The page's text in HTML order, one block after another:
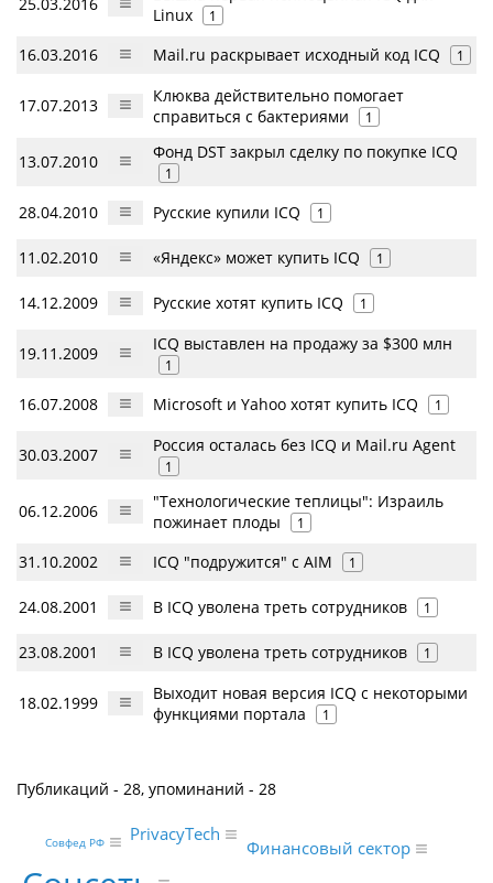
Linux
1
16.03.2016 Mail.ru раскрывает исходный код ICQ 1
17.07.2013
Клюква действительно помогает
справиться с бактериями
1
13.07.2010 Фонд DST закрыл сделку по покупке ICQ
1
28.04.2010 Русские купили ICQ 1
11.02.2010 «Яндекс» может купить ICQ 1
14.12.2009 Русские хотят купить ICQ 1
19.11.2009 ICQ выставлен на продажу за $300 млн
1
16.07.2008 Microsoft и Yahoo хотят купить ICQ 1
30.03.2007 Россия осталась без ICQ и Mail.ru Agent
1
06.12.2006
"Технологические теплицы": Израиль
пожинает плоды
1
31.10.2002 ICQ "подружится" с AIM 1
24.08.2001 В ICQ уволена треть сотрудников 1
23.08.2001 В ICQ уволена треть сотрудников 1
18.02.1999
Выходит новая версия ICQ с некоторыми
функциями портала
1
Публикаций - 28, упоминаний - 28
Финансовый сектор
PrivacyTech
Совфед РФ